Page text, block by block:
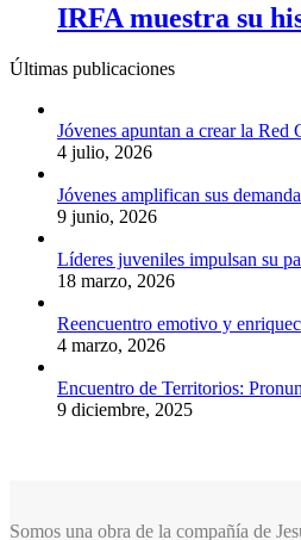
IRFA muestra su
Últimas publicaciones
Jóvenes apuntan a crear la
4 julio, 2026
Jóvenes amplifican sus
9 junio, 2026
Líderes juveniles impulsan su
18 marzo, 2026
Reencuentro emotivo y
4 marzo, 2026
Encuentro de Territorios:
9 diciembre, 2025
Somos una obra de la compañía de